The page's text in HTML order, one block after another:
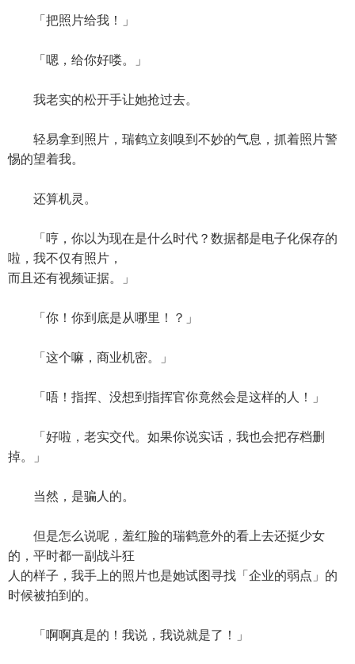
「把照片给我！」
「嗯，给你好喽。」
我老实的松开手让她抢过去。
轻易拿到照片，瑞鹤立刻嗅到不妙的气息，抓着照片警
惕的望着我。
还算机灵。
「哼，你以为现在是什么时代？数据都是电子化保存的
啦，我不仅有照片，
而且还有视频证据。」
「你！你到底是从哪里！？」
「这个嘛，商业机密。」
「唔！指挥、没想到指挥官你竟然会是这样的人！」
「好啦，老实交代。如果你说实话，我也会把存档删
掉。」
当然，是骗人的。
但是怎么说呢，羞红脸的瑞鹤意外的看上去还挺少女
的，平时都一副战斗狂
人的样子，我手上的照片也是她试图寻找「企业的弱点」的
时候被拍到的。
「啊啊真是的！我说，我说就是了！」